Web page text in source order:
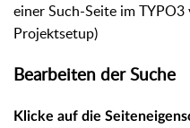
einer Such-Seite im
Projektsetup)
Bearbeiten der Suche
Klicke auf die